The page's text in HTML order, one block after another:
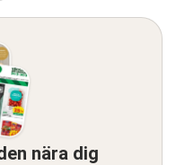
nära dig